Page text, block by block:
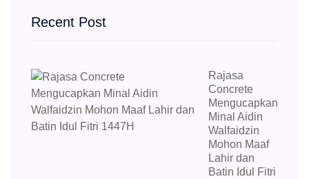
Recent Post
Rajasa
Concrete
Mengucapkan
Minal Aidin
Walfaidzin
Mohon Maaf
Lahir dan
Batin Idul Fitri